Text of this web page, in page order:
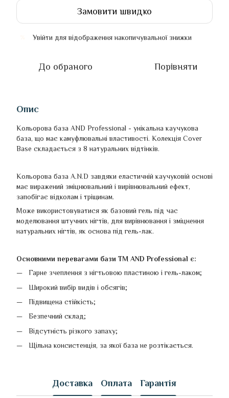
Замовити швидко
Увійти для відображення накопичувальної знижки
До обраного Порівняти
Опис
Кольорова база AND Professional - унікальна каучукова
база, що має камуфлювальні властивості. Колекція Cover
Base складається з 8 натуральних відтінків.
Кольорова база A.N.D завдяки еластичній каучуковій основі
має виражений зміцнювальний і вирівнювальний ефект,
запобігає відколам і тріщинам.
Може використовуватися як базовий гель під час
моделювання штучних нігтів, для вирівнювання і зміцнення
натуральних нігтів, як основа під гель-лак.
Основними перевагами бази TM AND Professional є:
Гарне зчеплення з нігтьовою пластиною і гель-лаком;
Широкий вибір видів і обсягів;
Підвищена стійкість;
Безпечний склад;
Відсутність різкого запаху;
Щільна консистенція, за якої база не розтікається.
Доставка Оплата Гарантія